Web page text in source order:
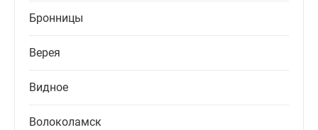
Бронницы
Верея
Видное
Волоколамск